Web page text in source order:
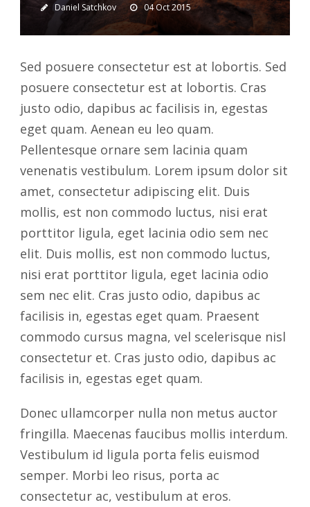
Daniel Satchkov 04 Oct 2015
Sed posuere consectetur est at lobortis. Sed
posuere consectetur est at lobortis. Cras
justo odio, dapibus ac facilisis in, egestas
eget quam. Aenean eu leo quam.
Pellentesque ornare sem lacinia quam
venenatis vestibulum. Lorem ipsum dolor sit
amet, consectetur adipiscing elit. Duis
mollis, est non commodo luctus, nisi erat
porttitor ligula, eget lacinia odio sem nec
elit. Duis mollis, est non commodo luctus,
nisi erat porttitor ligula, eget lacinia odio
sem nec elit. Cras justo odio, dapibus ac
facilisis in, egestas eget quam. Praesent
commodo cursus magna, vel scelerisque nisl
consectetur et. Cras justo odio, dapibus ac
facilisis in, egestas eget quam.
Donec ullamcorper nulla non metus auctor
fringilla. Maecenas faucibus mollis interdum.
Vestibulum id ligula porta felis euismod
semper. Morbi leo risus, porta ac
consectetur ac, vestibulum at eros.